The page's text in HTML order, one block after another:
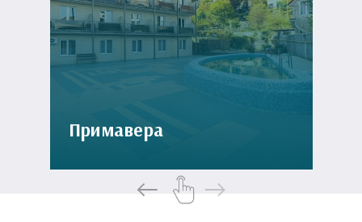
Примавера